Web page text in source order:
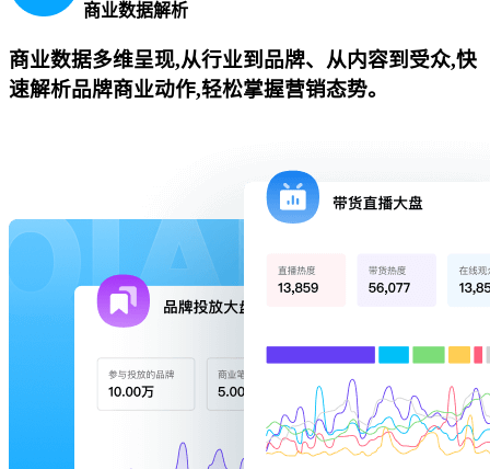
商业数据解析
商业数据多维呈现,从行业到品牌、从内容到受众,快
速解析品牌商业动作,轻松掌握营销态势。